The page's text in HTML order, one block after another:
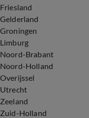
Friesland
Gelderland
Groningen
Limburg
Noord-Brabant
Noord-Holland
Overijssel
Utrecht
Zeeland
Zuid-Holland